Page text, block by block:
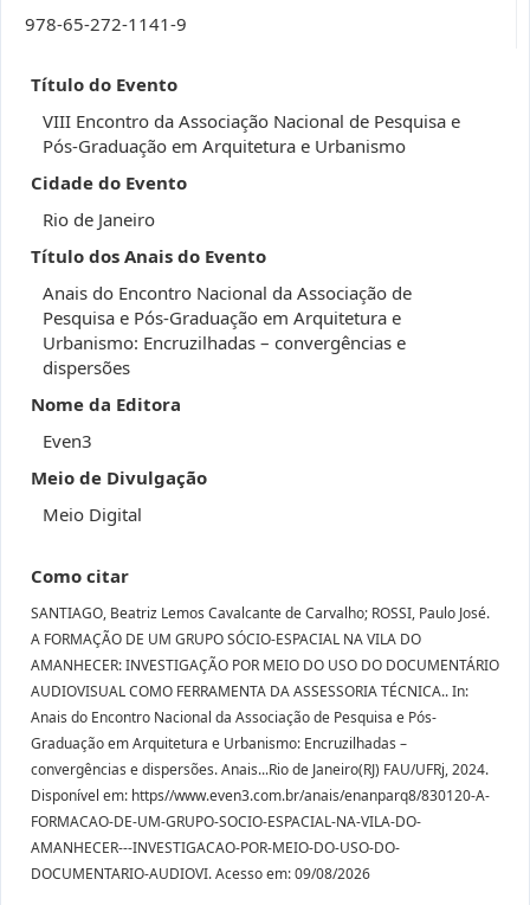
978-65-272-1141-9
Título do Evento
VIII Encontro da Associação Nacional de Pesquisa e
Pós-Graduação em Arquitetura e Urbanismo
Cidade do Evento
Rio de Janeiro
Título dos Anais do Evento
Anais do Encontro Nacional da Associação de
Pesquisa e Pós-Graduação em Arquitetura e
Urbanismo: Encruzilhadas – convergências e
dispersões
Nome da Editora
Even3
Meio de Divulgação
Meio Digital
Como citar
SANTIAGO, Beatriz Lemos Cavalcante de Carvalho; ROSSI, Paulo José.
A FORMAÇÃO DE UM GRUPO SÓCIO-ESPACIAL NA VILA DO
AMANHECER: INVESTIGAÇÃO POR MEIO DO USO DO DOCUMENTÁRIO
AUDIOVISUAL COMO FERRAMENTA DA ASSESSORIA TÉCNICA.. In:
Anais do Encontro Nacional da Associação de Pesquisa e Pós-
Graduação em Arquitetura e Urbanismo: Encruzilhadas –
convergências e dispersões. Anais...Rio de Janeiro(RJ) FAU/UFRj, 2024.
Disponível em: https//www.even3.com.br/anais/enanparq8/830120-A-
FORMACAO-DE-UM-GRUPO-SOCIO-ESPACIAL-NA-VILA-DO-
AMANHECER---INVESTIGACAO-POR-MEIO-DO-USO-DO-
DOCUMENTARIO-AUDIOVI. Acesso em: 09/08/2026